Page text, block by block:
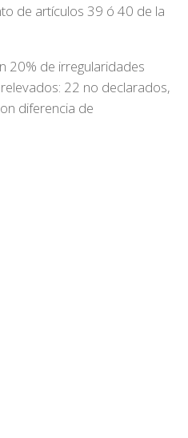
de artículos 39 ó 40 de la
20% de irregularidades
22 no declarados,
diferencia de